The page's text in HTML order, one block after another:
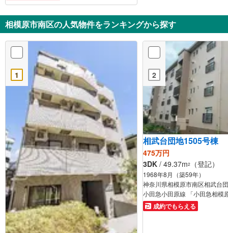
相模原市南区の人気物件をランキングから探す
1 2
相武台団地1505号棟
475万円
3DK / 49.37m2 （登記）
1968年8月（築59年）
神奈川県相模原市南区相武台
小田急小田原線 「小田急相模
成約でもらえる